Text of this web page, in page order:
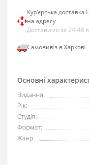
Основні
Видання:
Рік:
Студія:
Формат:
Жанр:
Кур'єрська
на адресу
Доставимо за 24-48
Самовивіз в Харкові